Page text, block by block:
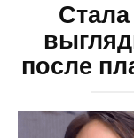
после